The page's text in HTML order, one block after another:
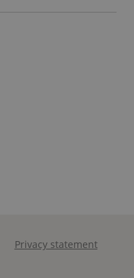
Privacy statement